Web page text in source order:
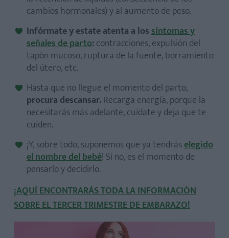
cambios hormonales) y al aumento de peso.
Infórmate y estate atenta a lossíntomas y
señales de parto:contracciones, expulsión del
tapón mucoso, ruptura de la fuente, borramiento
del útero, etc.
Hasta que no llegue el momento del parto,
procura descansar.Recarga energía, porque la
necesitarás más adelante, cuídate y deja que te
cuiden.
¡Y, sobre todo, suponemos que ya tendráselegido
el nombre del bebé! Si no, es el momento de
pensarlo y decidirlo.
¡AQUÍ ENCONTRARÁS TODA LA INFORMACIÓN
SOBRE EL TERCER TRIMESTRE DE EMBARAZO!